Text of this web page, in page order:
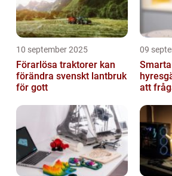
10 september 2025
Förarlösa traktorer kan
förändra svenskt lantbruk
för gott
09
att